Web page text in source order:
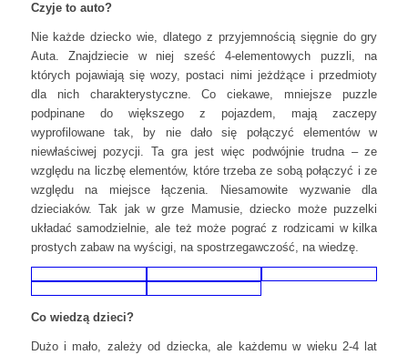
Czyje to auto?
Nie każde dziecko wie, dlatego z przyjemnością sięgnie do gry
Auta. Znajdziecie w niej sześć 4-elementowych puzzli, na
których pojawiają się wozy, postaci nimi jeżdżące i przedmioty
dla nich charakterystyczne. Co ciekawe, mniejsze puzzle
podpinane do większego z pojazdem, mają zaczepy
wyprofilowane tak, by nie dało się połączyć elementów w
niewłaściwej pozycji. Ta gra jest więc podwójnie trudna – ze
względu na liczbę elementów, które trzeba ze sobą połączyć i ze
względu na miejsce łączenia. Niesamowite wyzwanie dla
dzieciaków. Tak jak w grze Mamusie, dziecko może puzzelki
układać samodzielnie, ale też może pograć z rodzicami w kilka
prostych zabaw na wyścigi, na spostrzegawczość, na wiedzę.
Co wiedzą dzieci?
Dużo i mało, zależy od dziecka, ale każdemu w wieku 2-4 lat